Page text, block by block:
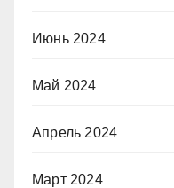
Июнь 2024
Май 2024
Апрель 2024
Март 2024